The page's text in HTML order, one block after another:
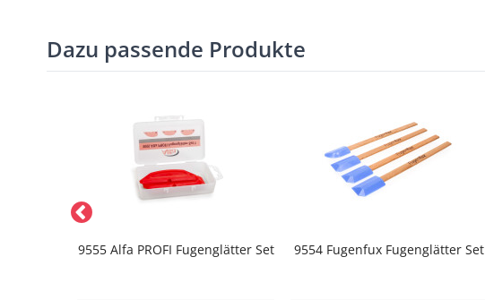
Dazu passende Produkte
9555 Alfa PROFI Fugenglätter Set 9554 Fugenfux Fugenglätter Set